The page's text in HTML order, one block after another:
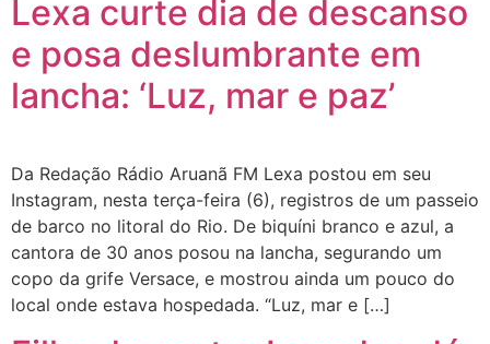
Lexa curte dia de descanso
e posa deslumbrante em
lancha: ‘Luz, mar e paz’
Da Redação Rádio Aruanã FM Lexa postou em seu
Instagram, nesta terça-feira (6), registros de um passeio
de barco no litoral do Rio. De biquíni branco e azul, a
cantora de 30 anos posou na lancha, segurando um
copo da grife Versace, e mostrou ainda um pouco do
local onde estava hospedada. “Luz, mar e […]